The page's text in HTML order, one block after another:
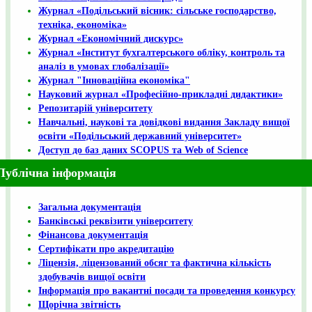
Журнал «Подільський вісник: сільське господарство,
техніка, економіка»
Журнал «Економічний дискурс»
Журнал «Інститут бухгалтерського обліку, контроль та
аналіз в умовах глобалізації»
Журнал "Інноваційна економіка"
Науковий журнал «Професійно-прикладні дидактики»
Репозитарій університету
Навчальні, наукові та довідкові видання Закладу вищої
освіти «Подільський державний університет»
Доступ до баз даних SCOPUS та Web of Science
інформація
Загальна документація
Банківські реквізити університету
Фінансова документація
Сертифікати про акредитацію
Ліцензія, ліцензований обсяг та фактична кількість
здобувачів вищої освіти
Інформація про вакантні посади та проведення конкурсу
Щорічна звітність